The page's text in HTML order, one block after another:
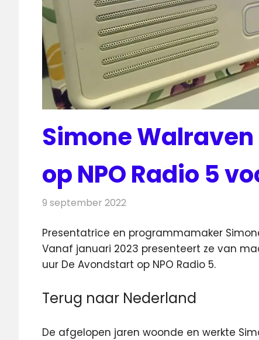
Simone
op NPO Radio 5
9 september 2022
Presentatrice en programmamaker
Vanaf januari 2023 presenteert ze van
uur De Avondstart op NPO Radio 5.
Terug naar Nederland
De afgelopen jaren woonde en werkte